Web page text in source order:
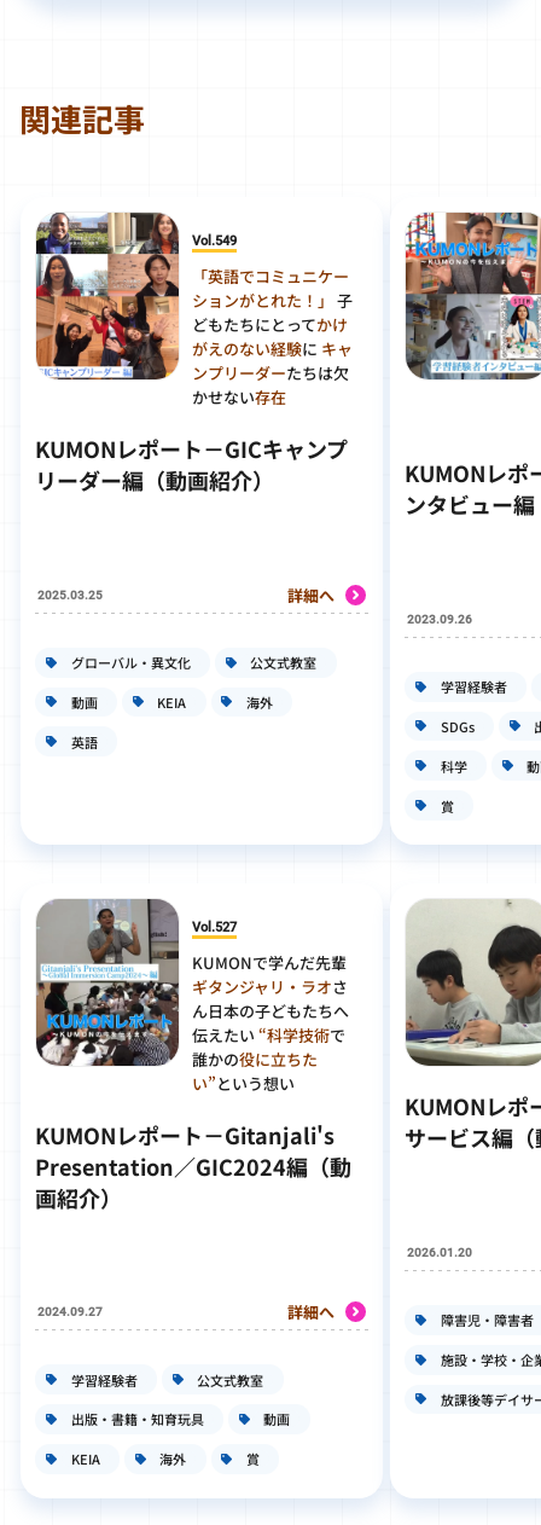
関連記事
Vol.549
「英語でコミュニケー
ションがとれた！」 子
どもたちにとってかけ
がえのない経験に キャ
ンプリーダーたちは欠
かせない存在
KUMONレポート－GICキャンプ
リーダー編（動画紹介）
2025.03.25 詳細へ
グローバル・異文化 公文式教室
動画 KEIA 海外
英語
Vol.527
KUMONで学んだ先輩
ギタンジャリ・ラオさ
ん日本の子どもたちへ
伝えたい “科学技術で
誰かの役に立ちた
い”という想い
KUMONレポート－Gitanjali's
Presentation／GIC2024編（動
画紹介）
2024.09.27 詳細へ
学習経験者 公文式教室
出版・書籍・知育玩具 動画
KEIA 海外 賞
KUMONレポ
ンタビュー
2023.09.26
学習経験者
SDGs
科学
賞
KUMONレポ
サービス編
2026.01.20
障害児・障害者
施設・学校・企
放課後等デイサ